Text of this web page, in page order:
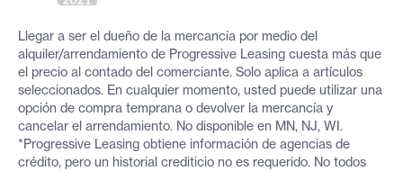
Llegar a ser el dueño de la mercancía por medio del
alquiler/arrendamiento de Progressive Leasing cuesta más que
el precio al contado del comerciante. Solo aplica a artículos
seleccionados. En cualquier momento, usted puede utilizar una
opción de compra temprana o devolver la mercancía y
cancelar el arrendamiento. No disponible en MN, NJ, WI.
*Progressive Leasing obtiene información de agencias de
crédito, pero un historial crediticio no es requerido. No todos